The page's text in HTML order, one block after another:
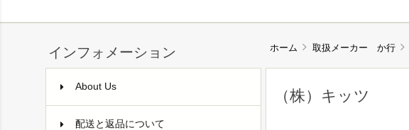
インフォメーション
About Us
配送と返品について
ホーム 取扱メーカー か行
（株）キッツ